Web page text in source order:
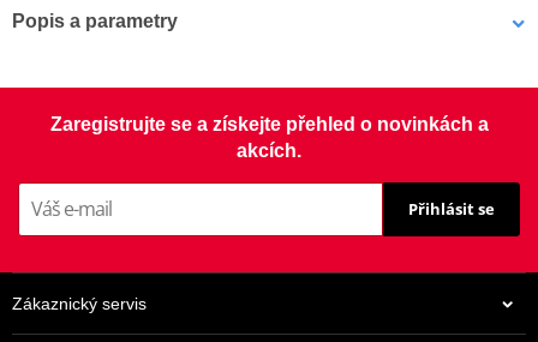
Popis a parametry
Zaregistrujte se a získejte přehled o novinkách a
akcích.
Přihlásit se
Zákaznický servis